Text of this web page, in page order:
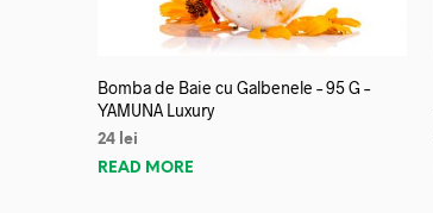
Bomba de Baie cu Galbenele – 95 G –
YAMUNA Luxury
24 lei
READ MORE